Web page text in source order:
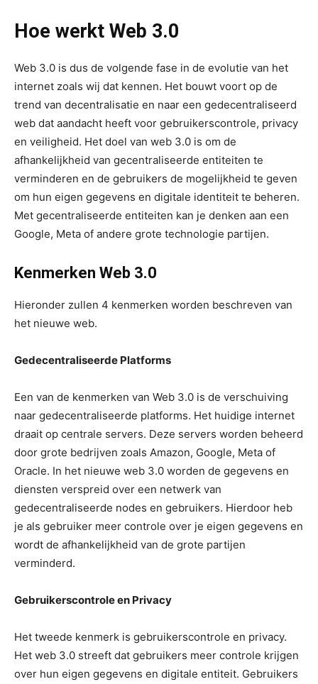
Hoe werkt Web 3.0
Web 3.0 is dus de volgende fase in de evolutie van het
internet zoals wij dat kennen. Het bouwt voort op de
trend van decentralisatie en naar een gedecentraliseerd
web dat aandacht heeft voor gebruikerscontrole, privacy
en veiligheid. Het doel van web 3.0 is om de
afhankelijkheid van gecentraliseerde entiteiten te
verminderen en de gebruikers de mogelijkheid te geven
om hun eigen gegevens en digitale identiteit te beheren.
Met gecentraliseerde entiteiten kan je denken aan een
Google, Meta of andere grote technologie partijen.
Kenmerken Web 3.0
Hieronder zullen 4 kenmerken worden beschreven van
het nieuwe web.
Gedecentraliseerde Platforms
Een van de kenmerken van Web 3.0 is de verschuiving
naar gedecentraliseerde platforms. Het huidige internet
draait op centrale servers. Deze servers worden beheerd
door grote bedrijven zoals Amazon, Google, Meta of
Oracle. In het nieuwe web 3.0 worden de gegevens en
diensten verspreid over een netwerk van
gedecentraliseerde nodes en gebruikers. Hierdoor heb
je als gebruiker meer controle over je eigen gegevens en
wordt de afhankelijkheid van de grote partijen
verminderd.
Gebruikerscontrole en Privacy
Het tweede kenmerk is gebruikerscontrole en privacy.
Het web 3.0 streeft dat gebruikers meer controle krijgen
over hun eigen gegevens en digitale entiteit. Gebruikers